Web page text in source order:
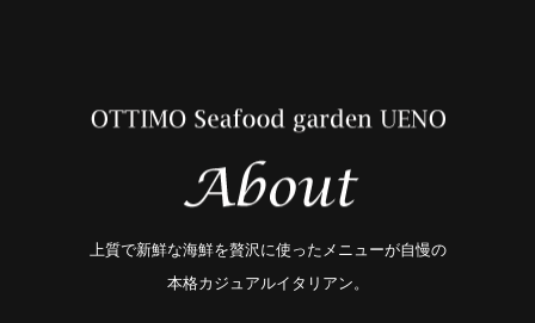
上質で新鮮な海鮮を贅沢に使ったメニューが自慢の
本格カジュアルイタリアン。